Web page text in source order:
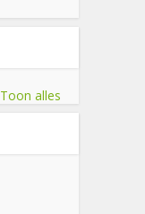
Toon alles